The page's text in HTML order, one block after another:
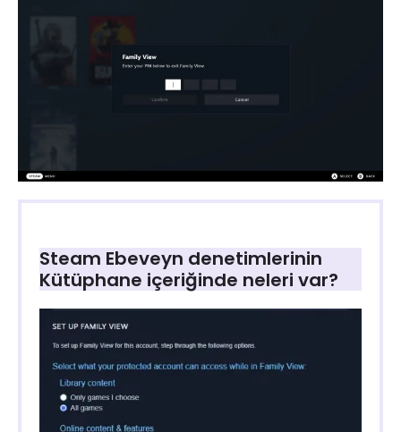
Steam Ebeveyn denetimlerinin
Kütüphane içeriğinde neleri var?